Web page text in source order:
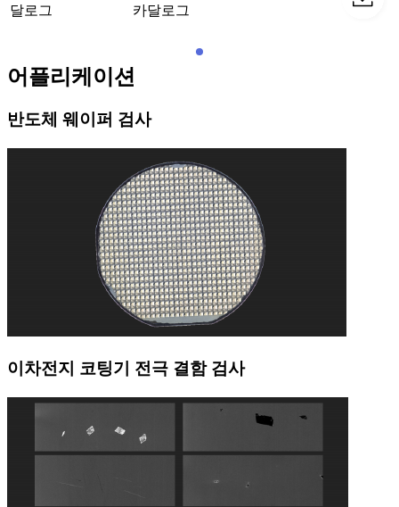
달로그
카달로그
어플리케이션
반도체 웨이퍼 검사
이차전지 코팅기 전극 결함 검사